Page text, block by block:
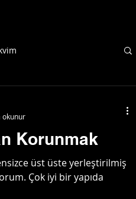
Korunmak
üst üste yerleştirilmiş
Çok iyi bir yapıda
okunur